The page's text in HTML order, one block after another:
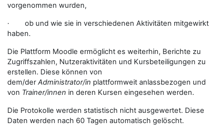
vorgenommen wurden,
· ob und wie sie in verschiedenen Aktivitäten mitgewirkt
haben.
Die Plattform Moodle ermöglicht es weiterhin, Berichte zu
Zugriffszahlen, Nutzeraktivitäten und Kursbeteiligungen zu
erstellen. Diese können von
dem/derAdministrator/in plattformweit anlassbezogen und
von Trainer/innen in deren Kursen eingesehen werden.
Die Protokolle werden statistisch nicht ausgewertet. Diese
Daten werden nach 60 Tagen automatisch gelöscht.